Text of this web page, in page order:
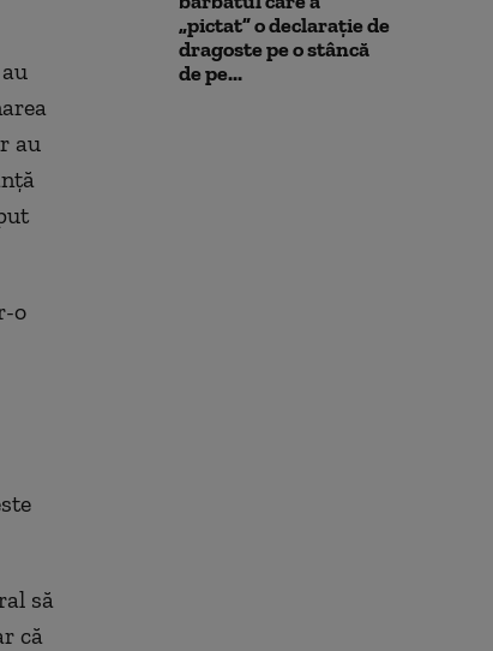
au
o
să
că
„pictat” o declarație de
dragoste pe o stâncă
de pe...